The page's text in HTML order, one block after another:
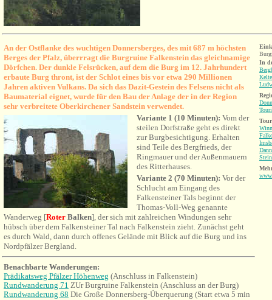
An der Ostflanke des wuchtigen Donnersberges, des mit 687 m höchsten
Berges der Pfalz, überrragt die Burgruine Falkenstein das gleichnamige
Dörfchen. Der dunkle Felsrücken, auf dem die Burg im 12. Jahrhundert
erbaute Burg thront, ist der Schlot eines bis vor etwa 290 Millionen
Jahren aktiven Vulkans. Da sich das Dazit-Gestein des Felsens nicht als
Baumaterial eignet, wurde für den Bau der Anlage der in der Region
sehr verbreitete Oberkirchener Sandstein verwendet.
Variante 1 (10 Minuten): Vom der
steilen Dorfstraße geht es direkt
zur Burgbesichtigung. Erhalten
sind Teile des Bergfrieds, der
Ringmauer und der Außenmauern
des Ritterhauses.
Variante 2 (70 Minuten): Vor der
Schlucht am Eingang des
Falkensteiner Tals beginnt der
Thomas-Voll-Weg genannte
Wanderweg [Roter Balken], der sich mit zahlreichen Windungen sehr
hübsch über dem Falkensteiner Tal nach Falkenstein zieht. Zunächst geht
es durch Wald, dann durch offenes Gelände mit Blick auf die Burg und ins
Nordpfälzer Bergland.
Benachbarte Wanderungen:
Prädikatsweg Pfälzer Höhenweg (Anschluss in Falkenstein)
Rundwanderung 71 ZUr Burgruine Falkenstein (Anschluss an der Burg)
Rundwanderung 68 Die Große Donnersberg-Überquerung (Start etwa 5 min
In